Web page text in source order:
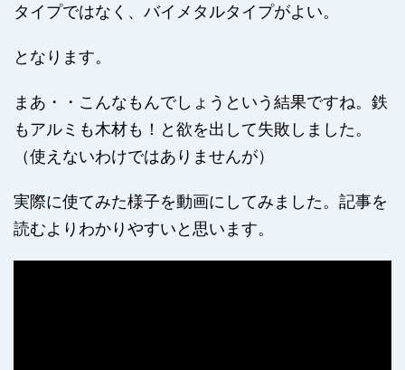
タイプではなく、バイメタルタイプがよい。
となります。
まあ・・こんなもんでしょうという結果ですね。鉄
もアルミも木材も！と欲を出して失敗しました。
（使えないわけではありませんが）
実際に使てみた様子を動画にしてみました。記事を
読むよりわかりやすいと思います。